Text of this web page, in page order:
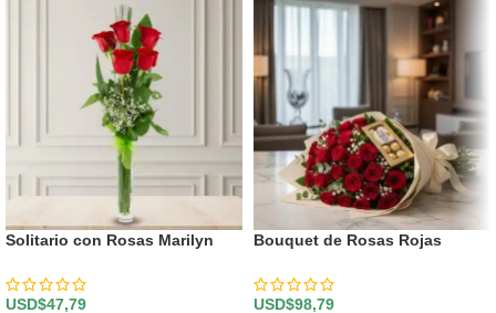
Solitario con Rosas Marilyn
USD$47,79
Bouquet de Rosas Rojas
USD$98,79